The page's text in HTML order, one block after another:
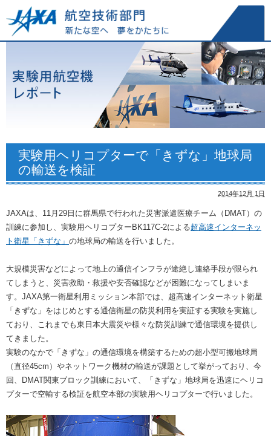
実験用ヘリコプターで「きずな」地球局
の輸送を検証
2014年12月 1日
JAXAは、11月29日に群馬県で行われた災害派遣医療チーム（DMAT）の
訓練に参加し、実験用ヘリコプターBK117C-2による超高速インターネッ
ト衛星「きずな」 の地球局の輸送を行いました。
大規模災害などによって地上の通信インフラが途絶し連絡手段が限られ
てしまうと、災害救助・救援や安否確認などが困難になってしまいま
す。JAXA第一衛星利用ミッション本部では、超高速インターネット衛星
「きずな」をはじめとする通信衛星の防災利用を実証する実験を実施し
ており、これまでも東日本大震災や様々な防災訓練で通信環境を提供し
てきました。
実験のなかで「きずな」の通信環境を構築するための超小型可搬地球局
（直径45cm）やネットワーク機材の輸送が課題として挙がっており、今
回、DMAT関東ブロック訓練において、「きずな」地球局を迅速にヘリコ
プターで空輸する検証を航空本部の実験用ヘリコプターで行いました。